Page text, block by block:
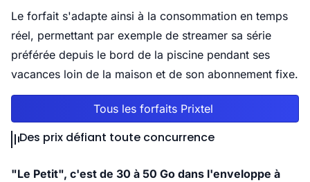
Le forfait s'adapte ainsi à la consommation en temps
réel, permettant par exemple de streamer sa série
préférée depuis le bord de la piscine pendant ses
vacances loin de la maison et de son abonnement fixe.
Tous les forfaits Prixtel
Des prix défiant toute concurrence
"Le Petit", c'est de 30 à 50 Go dans l'enveloppe à